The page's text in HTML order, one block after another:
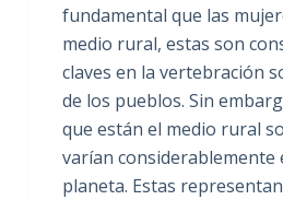
fundamental que las
medio rural, estas son
claves en la vertebración
de los pueblos. Sin
que están el medio rural
varían considerablemente
planeta. Estas